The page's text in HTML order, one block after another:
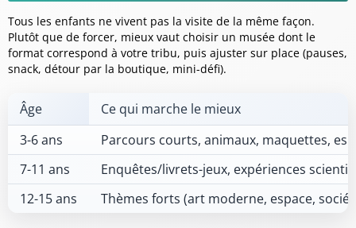
Tous les enfants ne vivent pas la visite de la même façon.
Plutôt que de forcer, mieux vaut choisir un musée dont le
format correspond à votre tribu, puis ajuster sur place (pauses,
snack, détour par la boutique, mini-défi).
Âge
Ce qui marche le mieux
3-6 ans
Parcours courts, animaux, maquettes,
7-11 ans
Enquêtes/livrets-jeux, expériences
12-15 ans
Thèmes forts (art moderne, espace,